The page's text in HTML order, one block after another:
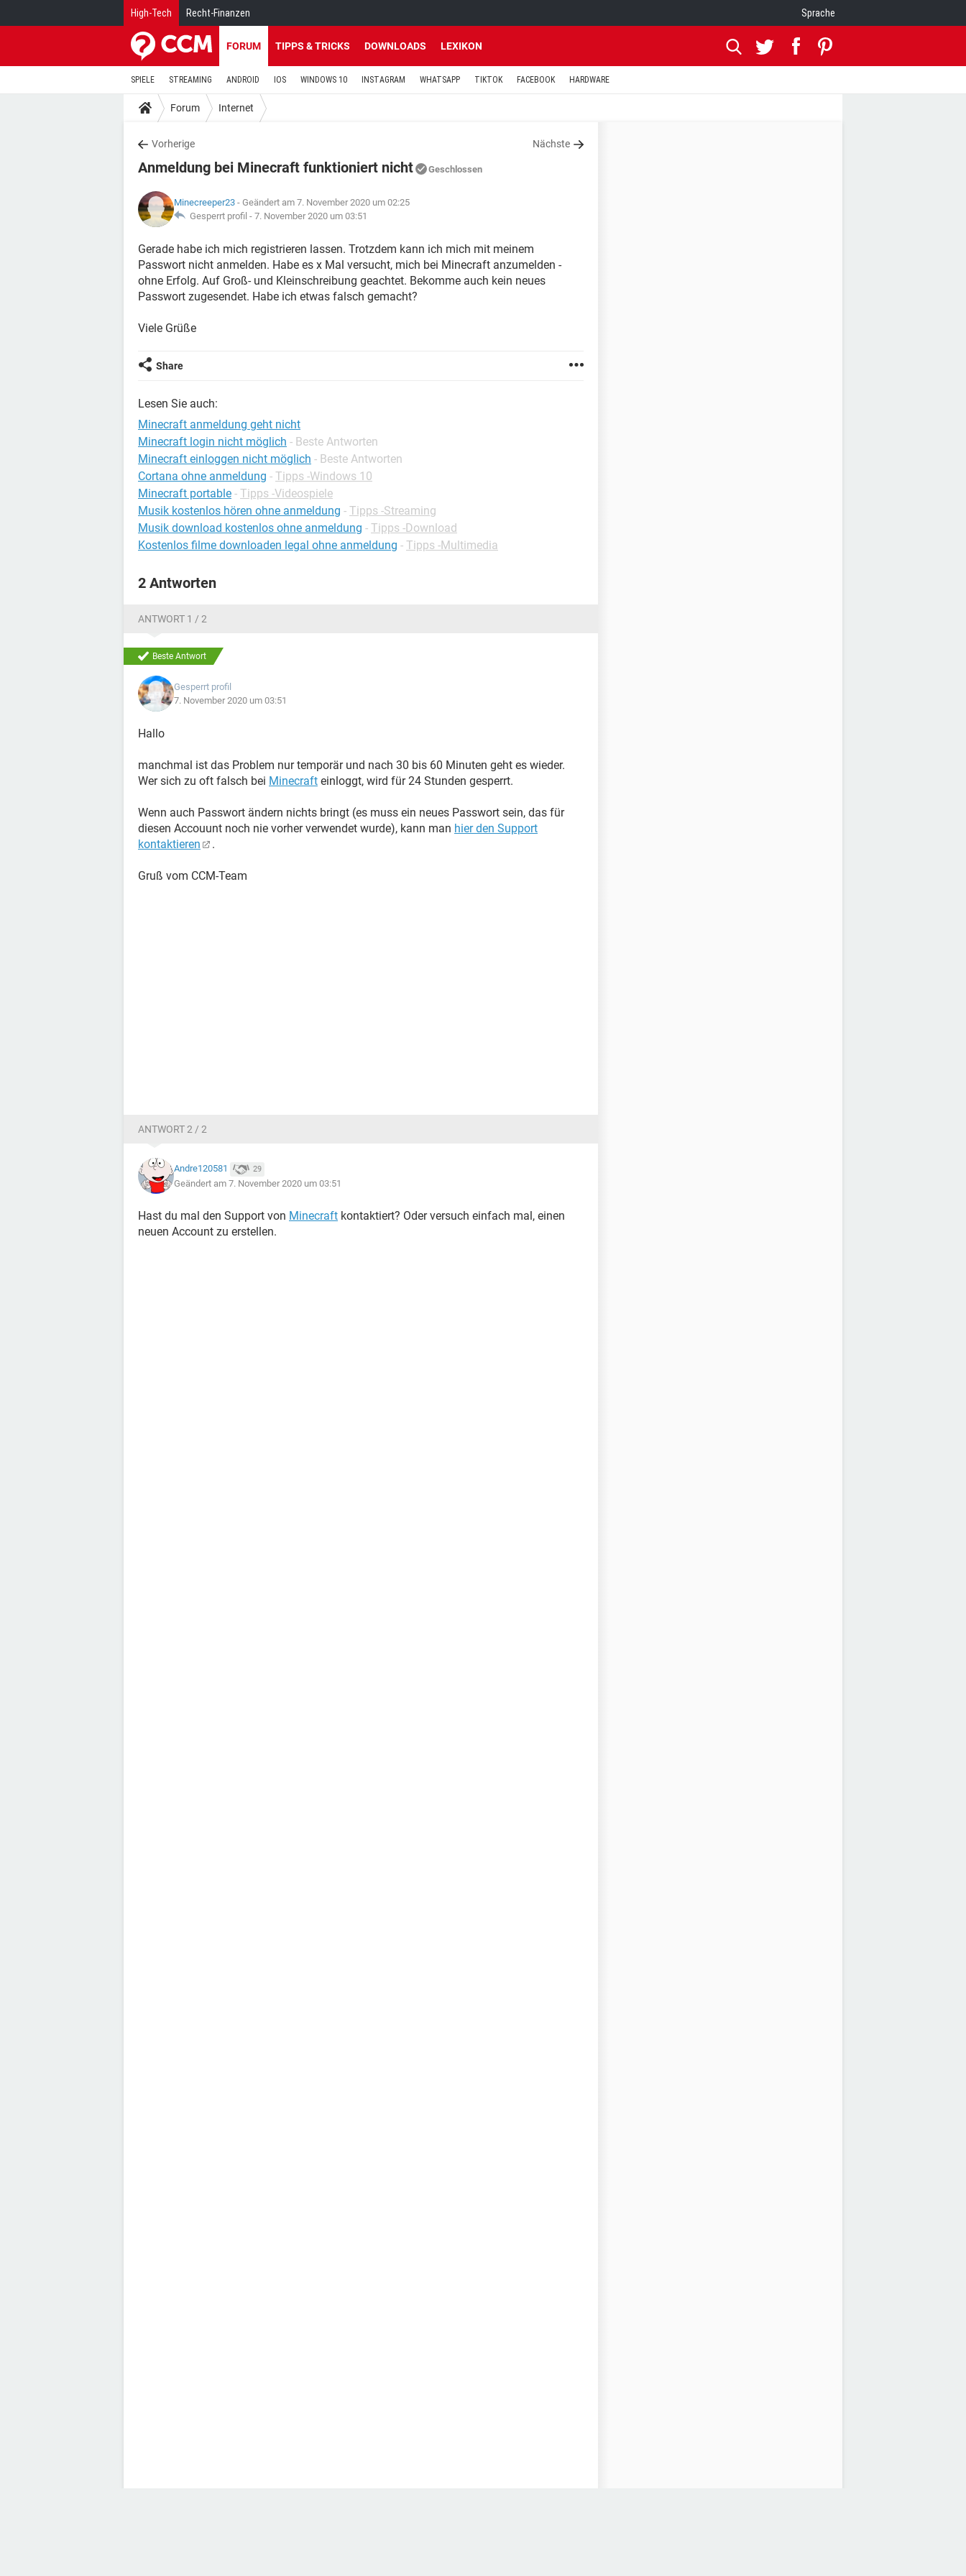
High-Tech Recht-Finanzen Sprache
FORUM TIPPS & TRICKS DOWNLOADS LEXIKON
SPIELE STREAMING ANDROID IOS WINDOWS 10 INSTAGRAM WHATSAPP TIKTOK FACEBOOK HARDWARE
Forum Internet
Vorherige Nächste
Anmeldung bei Minecraft funktioniert nicht Geschlossen
Minecreeper23 - Geändert am 7. November 2020 um 02:25
Gesperrt profil - 7. November 2020 um 03:51
Gerade habe ich mich registrieren lassen. Trotzdem kann ich mich mit meinem
Passwort nicht anmelden. Habe es x Mal versucht, mich bei Minecraft anzumelden -
ohne Erfolg. Auf Groß- und Kleinschreibung geachtet. Bekomme auch kein neues
Passwort zugesendet. Habe ich etwas falsch gemacht?
Viele Grüße
Share
Lesen Sie auch:
Minecraft anmeldung geht nicht
Minecraft login nicht möglich - Beste Antworten
Minecraft einloggen nicht möglich - Beste Antworten
Cortana ohne anmeldung - Tipps -Windows 10
Minecraft portable - Tipps -Videospiele
Musik kostenlos hören ohne anmeldung - Tipps -Streaming
Musik download kostenlos ohne anmeldung - Tipps -Download
Kostenlos filme downloaden legal ohne anmeldung - Tipps -Multimedia
2 Antworten
ANTWORT 1 / 2
Beste Antwort
Gesperrt profil
7. November 2020 um 03:51
Hallo
manchmal ist das Problem nur temporär und nach 30 bis 60 Minuten geht es wieder.
Wer sich zu oft falsch bei Minecraft einloggt, wird für 24 Stunden gesperrt.
Wenn auch Passwort ändern nichts bringt (es muss ein neues Passwort sein, das für
diesen Accouunt noch nie vorher verwendet wurde), kann man hier den Support
kontaktieren
.
Gruß vom CCM-Team
ANTWORT 2 / 2
Andre120581 29
Geändert am 7. November 2020 um 03:51
Hast du mal den Support von Minecraft kontaktiert? Oder versuch einfach mal, einen
neuen Account zu erstellen.